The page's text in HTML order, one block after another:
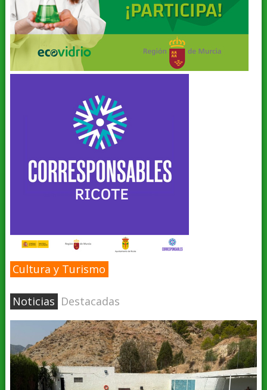
Cultura y Turismo
Noticias Destacadas